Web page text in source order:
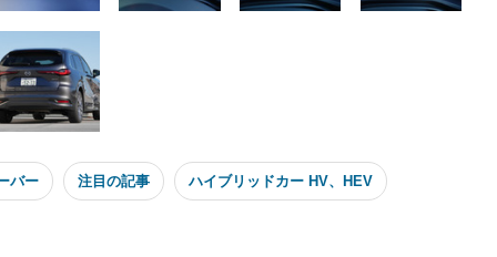
バー 注目の記事 ハイブリッドカー HV、HEV